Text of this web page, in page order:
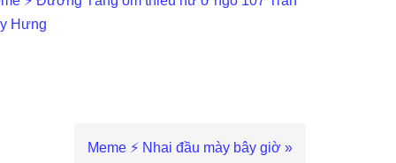
Hưng
Next
Meme ⚡ Nhai đầu mày bây giờ »